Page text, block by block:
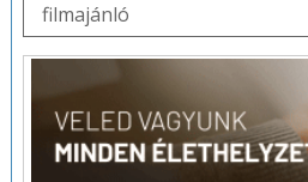
filmajánló